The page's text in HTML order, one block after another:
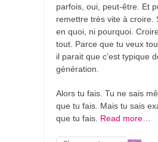
parfois, oui, peut-être. Et
remettre très vite à croire.
en quoi, ni pourquoi.
tout. Parce que tu veux
il parait que c’est typique
génération.
Alors tu fais. Tu ne sais
que tu fais. Mais tu sais
que tu fais. Read more…